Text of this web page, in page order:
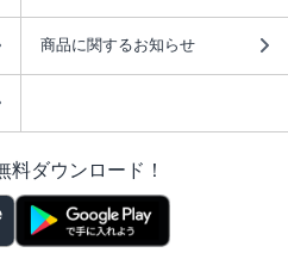
商品に関するお知らせ
料ダウンロード！